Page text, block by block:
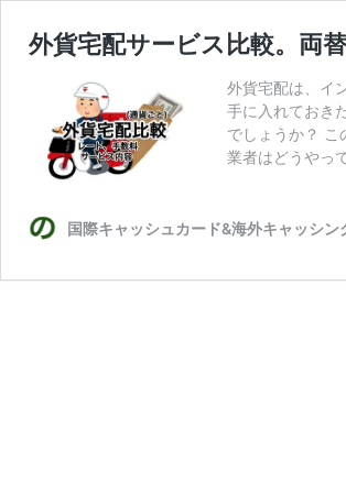
外貨宅配サービス比較。両
外貨宅配は、イ
手に入れておき
でしょうか？
業者はどうやっ
国際キャッシュカード&海外キャッシン